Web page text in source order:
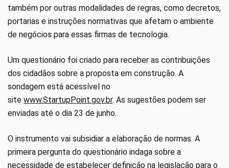
também por outras modalidades de regras, como decretos,
portarias e instruções normativas que afetam o ambiente
de negócios para essas firmas de tecnologia.
Um questionário foi criado para receber as contribuições
dos cidadãos sobre a proposta em construção. A
sondagem está acessível no
site www.StartupPoint.gov.br. As sugestões podem ser
enviadas até o dia 23 de junho.
O instrumento vai subsidiar a elaboração de normas. A
primeira pergunta do questionário indaga sobre a
necessidade de estabelecer definição na legislação para o